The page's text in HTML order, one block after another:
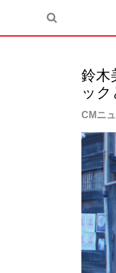
鈴木
ッ
CMニ